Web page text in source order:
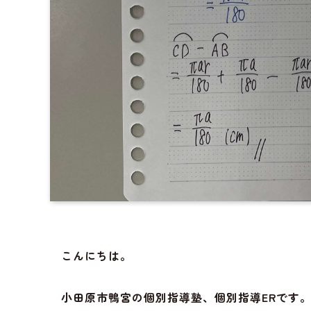
こんにちは。
小田原市鴨宮の個別指導塾、個別指導ERです。